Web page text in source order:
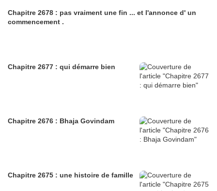
Chapitre 2678 : pas vraiment une fin ... et l'annonce d' un
commencement .
Chapitre 2677 : qui démarre bien
Chapitre 2676 : Bhaja Govindam
Chapitre 2675 : une histoire de famille